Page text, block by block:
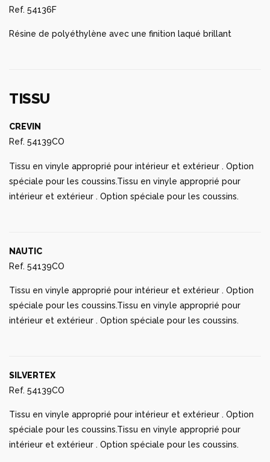
Ref. 54136F
Résine de polyéthylène avec une finition laqué brillant
TISSU
CREVIN
Ref. 54139CO
Tissu en vinyle approprié pour intérieur et extérieur . Option
spéciale pour les coussins.Tissu en vinyle approprié pour
intérieur et extérieur . Option spéciale pour les coussins.
NAUTIC
Ref. 54139CO
Tissu en vinyle approprié pour intérieur et extérieur . Option
spéciale pour les coussins.Tissu en vinyle approprié pour
intérieur et extérieur . Option spéciale pour les coussins.
SILVERTEX
Ref. 54139CO
Tissu en vinyle approprié pour intérieur et extérieur . Option
spéciale pour les coussins.Tissu en vinyle approprié pour
intérieur et extérieur . Option spéciale pour les coussins.